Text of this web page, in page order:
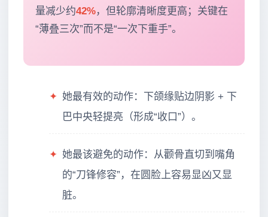
量减少约42%，但轮廓清晰度更高；关键在
“薄叠三次”而不是“一次下重手”。
✦ 她最有效的动作：下颌缘贴边阴影 + 下
巴中央轻提亮（形成“收口”）。
✦ 她最该避免的动作：从颧骨直切到嘴角
的“刀锋修容”，在圆脸上容易显凶又显
脏。